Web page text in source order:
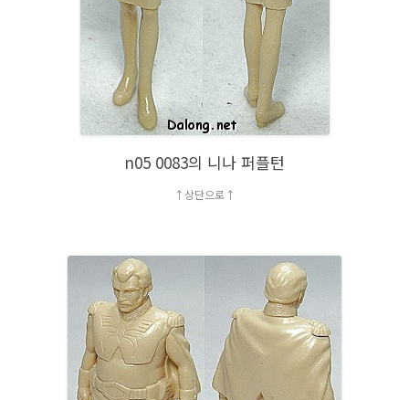
n05 0083의 니나 퍼플턴
↑상단으로↑